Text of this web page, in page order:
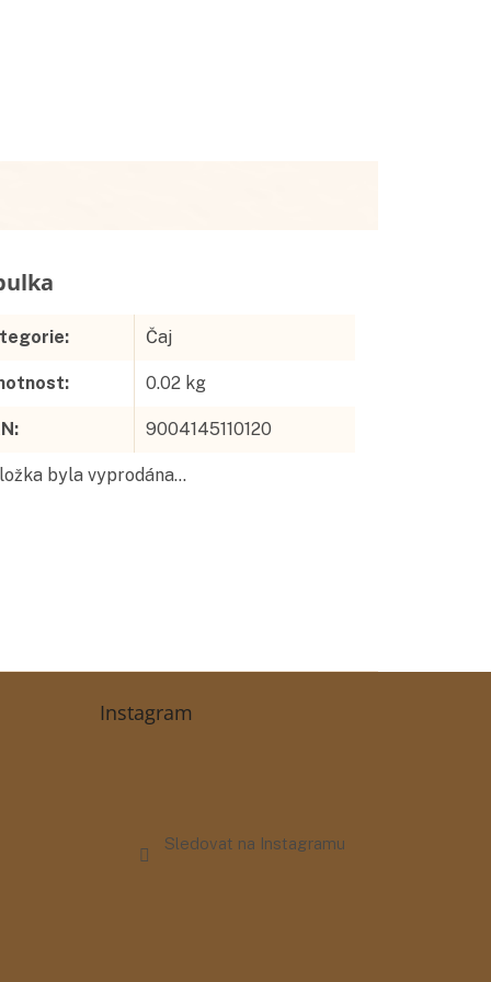
: Čaj
: 0.02 kg
: 9004145110120
byla vyprodána…
Instagram
Sledovat na Instagramu